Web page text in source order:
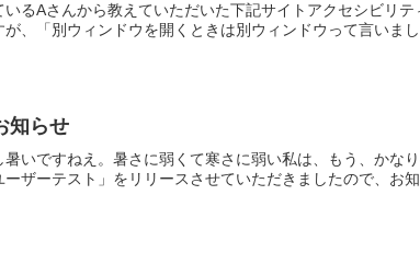
るAさんから教えていただいた下記サイトアクセシビリ
、「別ウィンドウを開くときは別ウィンドウって言いま
知らせ
いですねえ。暑さに弱くて寒さに弱い私は、もう、かな
ザーテスト」をリリースさせていただきましたので、お